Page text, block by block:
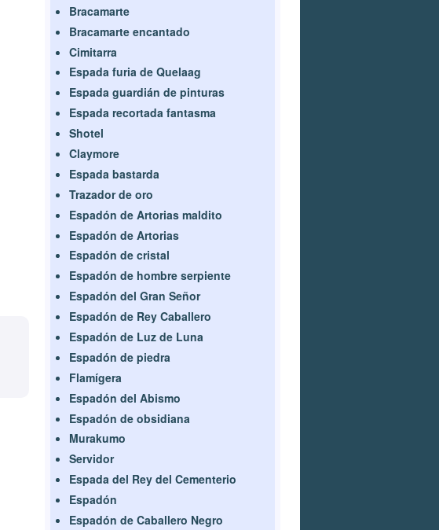
Bracamarte
Bracamarte encantado
Cimitarra
Espada furia de Quelaag
Espada guardián de pinturas
Espada recortada fantasma
Shotel
Claymore
Espada bastarda
Trazador de oro
Espadón de Artorias maldito
Espadón de Artorias
Espadón de cristal
Espadón de hombre serpiente
Espadón del Gran Señor
Espadón de Rey Caballero
Espadón de Luz de Luna
Espadón de piedra
Flamígera
Espadón del Abismo
Espadón de obsidiana
Murakumo
Servidor
Espada del Rey del Cementerio
Espadón
Espadón de Caballero Negro